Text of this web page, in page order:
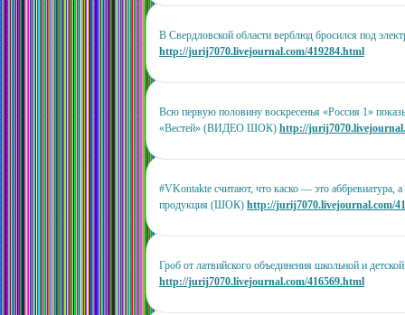
В Свердловской области верблюд бросился под
http://jurij7070.livejournal.com/419284.html
Всю первую половину воскресенья «Россия 1»
«Вестей» (ВИДЕО ШОК) http://
#VKontakte считают, что каско — это аббревиатура,
продукция (ШОК) http://jurij7070.livejournal.com/
Гроб от латвийского объединения школьной и
http://jurij7070.livejournal.com/416569.html